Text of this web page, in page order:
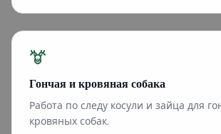
Гончая и кровяная собака
Работа по следу косули и зайца для
кровяных собак.